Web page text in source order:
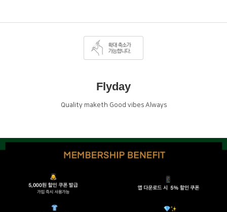
Flyday
Quality maketh Good vibes Always